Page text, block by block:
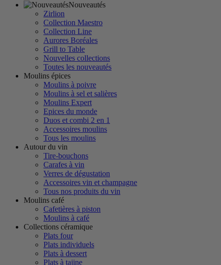
Nouveautés
Zirlion
Collection Maestro
Collection Line
Aurores Boréales
Grill to Table
Nouvelles collections
Toutes les nouveautés
Moulins épices
Moulins à poivre
Moulins à sel et salières
Moulins Expert
Epices du monde
Duos et combi 2 en 1
Accessoires moulins
Tous les moulins
Autour du vin
Tire-bouchons
Carafes à vin
Verres de dégustation
Accessoires vin et champagne
Tous nos produits du vin
Moulins café
Cafetières à piston
Moulins à café
Collections céramique
Plats four
Plats individuels
Plats à dessert
Plats à tajine